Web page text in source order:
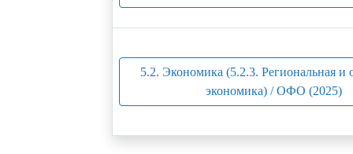
5.2. Экономика (5.2.3. Региональная и
экономика) / ОФО (2025)